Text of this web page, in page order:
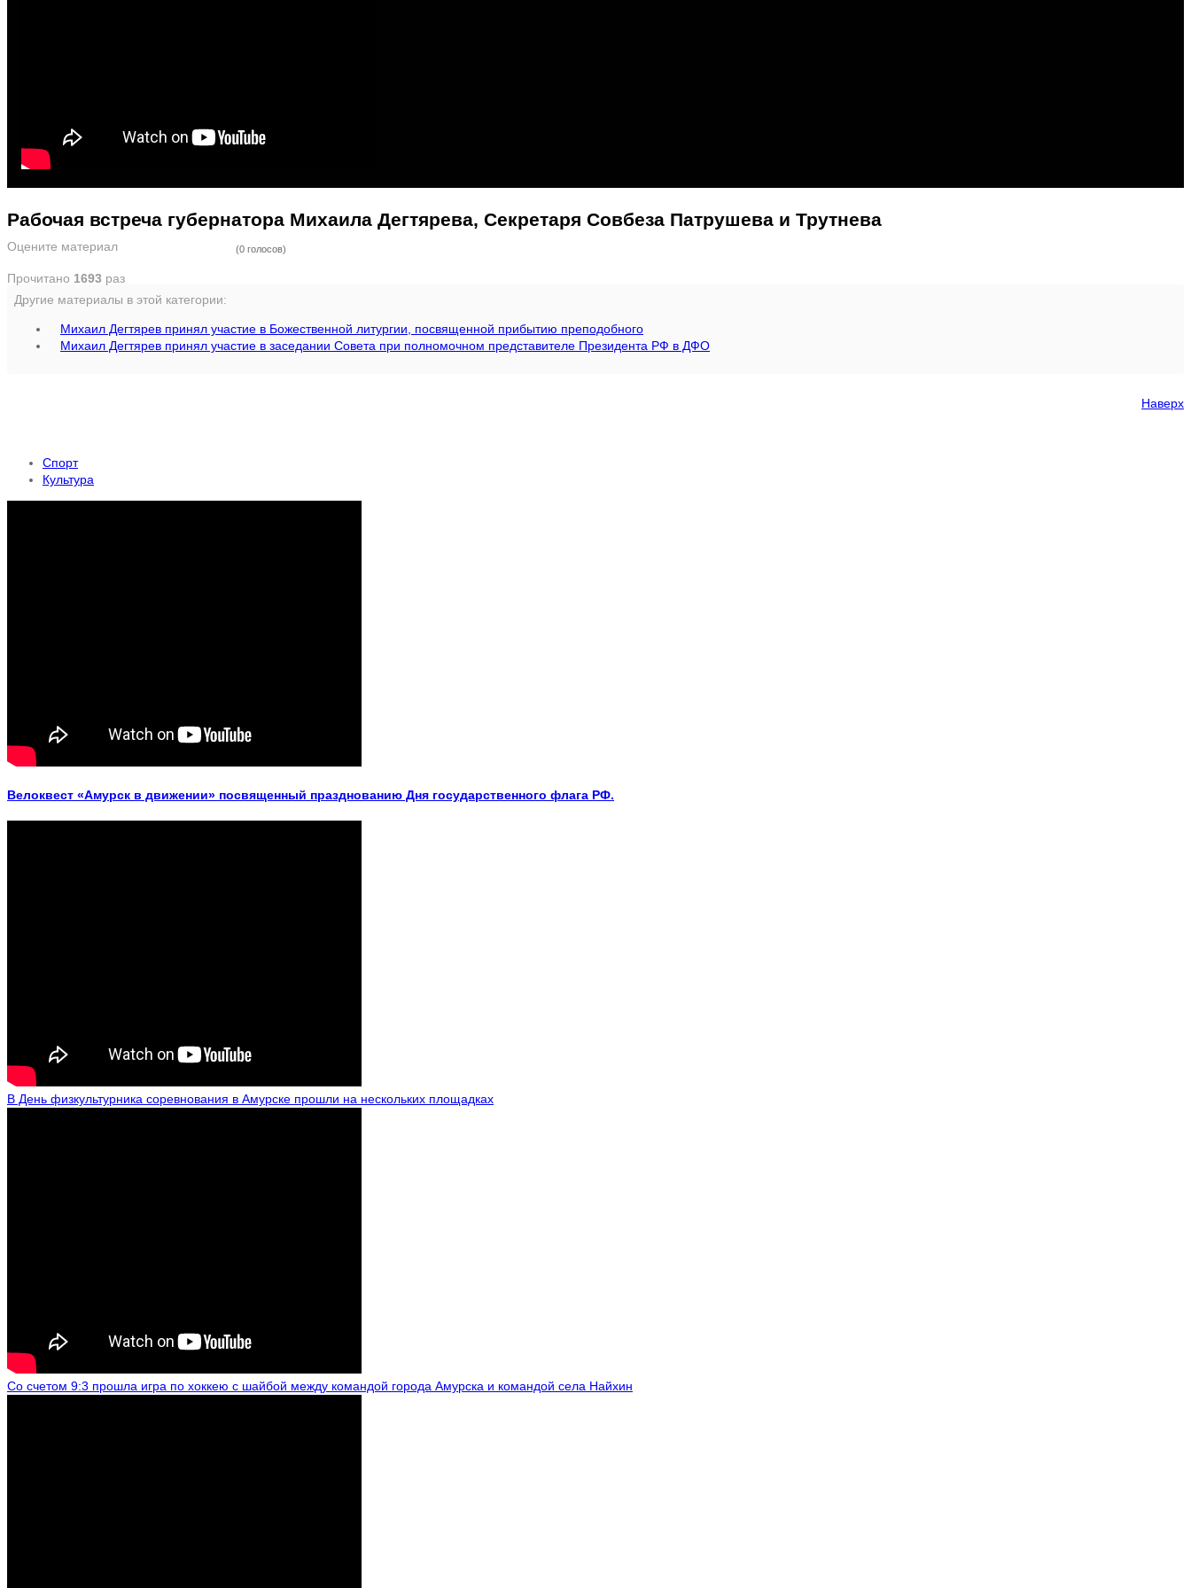
Рабочая встреча губернатора Михаила Дегтярева, Секретаря Совбеза Патрушева и Трутнева
Оцените материал (0 голосов)
Прочитано 1693 раз
Другие материалы в этой категории:
Михаил Дегтярев принял участие в Божественной литургии, посвященной прибытию преподобного
Михаил Дегтярев принял участие в заседании Совета при полномочном представителе Президента РФ в ДФО
Наверх
Спорт
Культура
Велоквест «Амурск в движении» посвященный празднованию Дня государственного флага РФ.
В День физкультурника соревнования в Амурске прошли на нескольких площадках
Со счетом 9:3 прошла игра по хоккею с шайбой между командой города Амурска и командой села Найхин